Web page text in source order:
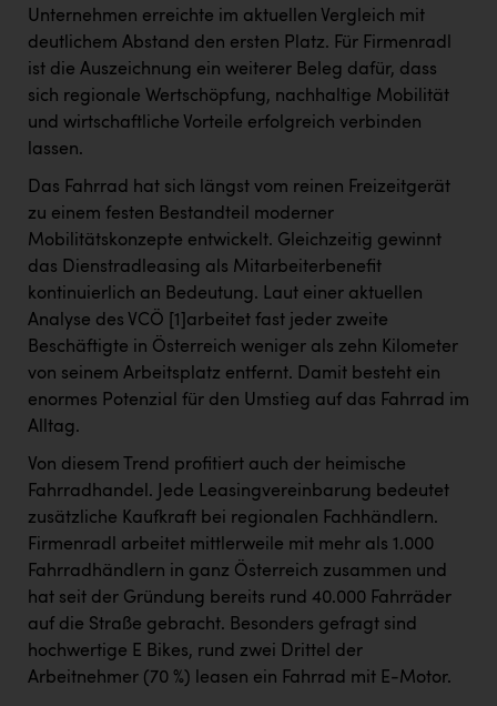
Orlen
Passage Linz
PÜSPÖK
REMAX
RE/MAX Welcome
Resch&Frisch
RUBBLE MASTER
Ruderclub Wels
SCRI - Salzburg Cancer Research Institute
SCHMACHTL GmbH
Schwingshandl - automation technology gmbh
Seher + Partner
Smurfit Westrock Nettingsdorf
TCL
TGW Logistics
TRAILOMAT & Cycling Austria
Unternehmen erreichte im aktuellen Vergleich mit
deutlichem Abstand den ersten Platz. Für Firmenradl
ist die Auszeichnung ein weiterer Beleg dafür, dass
sich regionale Wertschöpfung, nachhaltige Mobilität
und wirtschaftliche Vorteile erfolgreich verbinden
lassen.
Das Fahrrad hat sich längst vom reinen Freizeitgerät
zu einem festen Bestandteil moderner
Mobilitätskonzepte entwickelt. Gleichzeitig gewinnt
das Dienstradleasing als Mitarbeiterbenefit
kontinuierlich an Bedeutung. Laut einer aktuellen
Analyse des VCÖ
[1] arbeitet fast jeder zweite
Beschäftigte in Österreich weniger als zehn Kilometer
von seinem Arbeitsplatz entfernt. Damit besteht ein
enormes Potenzial für den Umstieg auf das Fahrrad im
Alltag.
Von diesem Trend profitiert auch der heimische
Fahrradhandel. Jede Leasingvereinbarung bedeutet
zusätzliche Kaufkraft bei regionalen Fachhändlern.
Firmenradl arbeitet mittlerweile mit mehr als 1.000
Fahrradhändlern in ganz Österreich zusammen und
hat seit der Gründung bereits rund 40.000 Fahrräder
auf die Straße gebracht. Besonders gefragt sind
hochwertige E Bikes, rund zwei Drittel der
Arbeitnehmer (70 %) leasen ein Fahrrad mit E-Motor.